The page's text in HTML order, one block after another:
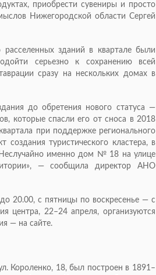
приобрести сувениры и просто
Нижегородской области Сергей
зданий в квартале были
серьезно к сохранению всей
сразу на нескольких домах в
до обретения нового статуса —
которые спасли его от сноса в 2018
при поддержке регионального
создания туристического кластера, в
Неслучайно именно дом № 18 на улице
— сообщила директор АНО
20.00, с пятницы по воскресенье — с
22–24 апреля, организуются
— на сайте.
Короленко, 18, был построен в 1891–